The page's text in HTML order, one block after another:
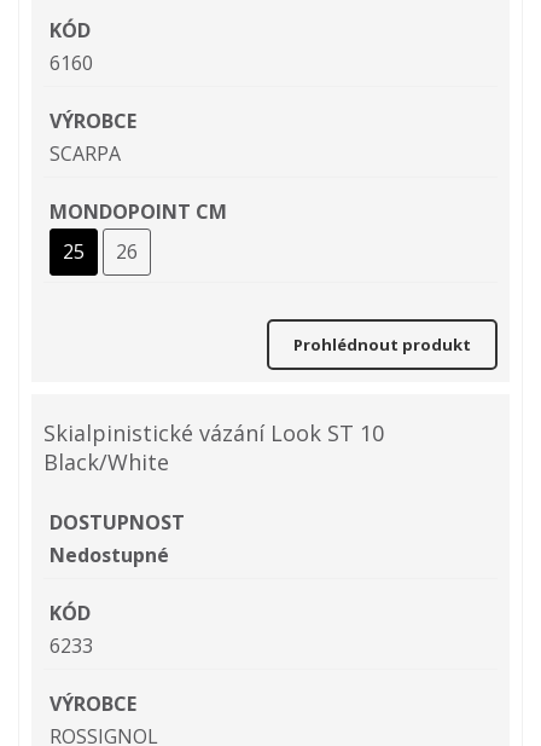
KÓD
6160
VÝROBCE
SCARPA
MONDOPOINT CM
25
26
Prohlédnout produkt
Skialpinistické vázání Look ST 10
Black/White
DOSTUPNOST
Nedostupné
KÓD
6233
VÝROBCE
ROSSIGNOL